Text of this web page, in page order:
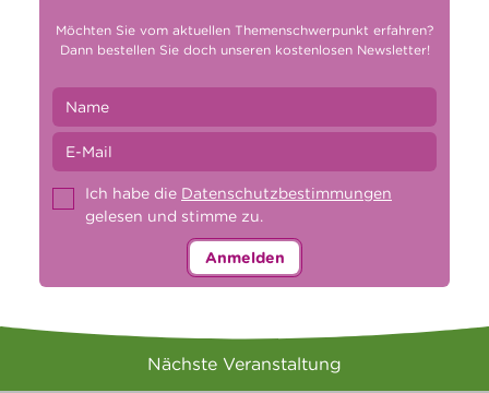
Möchten Sie vom aktuellen Themenschwerpunkt erfahren?
Dann bestellen Sie doch unseren kostenlosen Newsletter!
Ich habe die Datenschutzbestimmungen
gelesen und stimme zu.
Anmelden
Nächste Veranstaltung